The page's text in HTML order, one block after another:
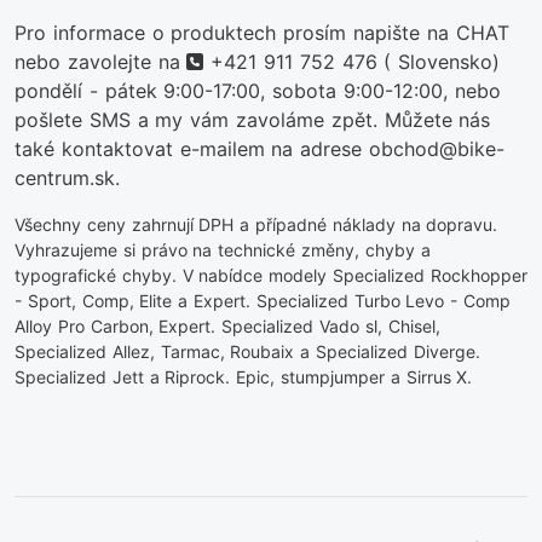
Pro informace o produktech prosím napište na CHAT
nebo zavolejte na
telefon
+421 911 752 476 ( Slovensko)
pondělí - pátek 9:00-17:00, sobota 9:00-12:00, nebo
pošlete SMS a my vám zavoláme zpět. Můžete nás
také kontaktovat e-mailem na adrese obchod@bike-
centrum.sk.
Všechny ceny zahrnují DPH a případné náklady na dopravu.
Vyhrazujeme si právo na technické změny, chyby a
typografické chyby. V nabídce modely Specialized Rockhopper
- Sport, Comp, Elite a Expert. Specialized Turbo Levo - Comp
Alloy Pro Carbon, Expert. Specialized Vado sl, Chisel,
Specialized Allez, Tarmac, Roubaix a Specialized Diverge.
Specialized Jett a Riprock. Epic, stumpjumper a Sirrus X.